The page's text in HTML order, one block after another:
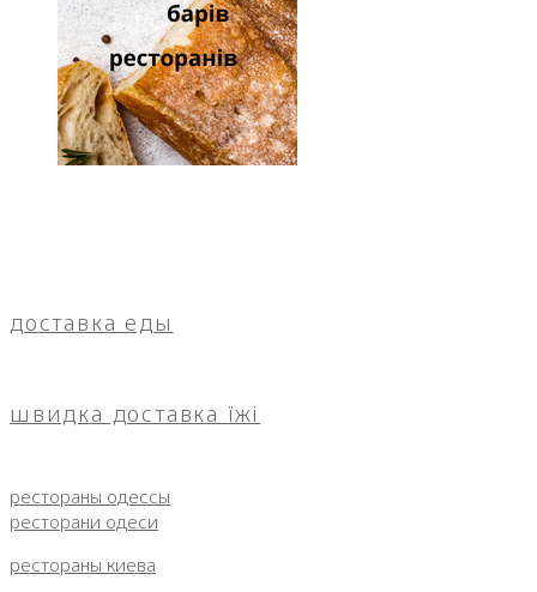
доставка еды
швидка доставка їжі
рестораны одессы
ресторани одеси
рестораны киева